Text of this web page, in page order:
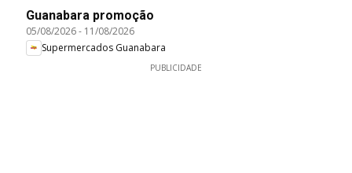
Guanabara promoção
05/08/2026- 11/08/2026
Supermercados Guanabara
PUBLICIDADE